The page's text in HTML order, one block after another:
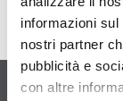
informazioni
nostri partner
pubblicità e
con altre